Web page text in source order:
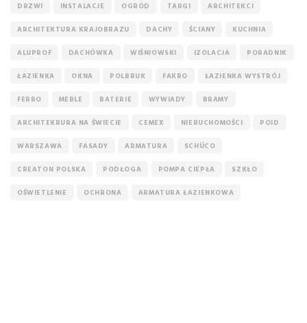
DRZWI INSTALACJE OGRÓD TARGI ARCHITEKCI
ARCHITEKTURA KRAJOBRAZU DACHY ŚCIANY KUCHNIA
ALUPROF DACHÓWKA WIŚNIOWSKI IZOLACJA PORADNIK
ŁAZIENKA OKNA POLBRUK FAKRO ŁAZIENKA WYSTRÓJ
FERRO MEBLE BATERIE WYWIADY BRAMY
ARCHITEKRURA NA ŚWIECIE CEMEX NIERUCHOMOŚCI POID
WARSZAWA FASADY ARMATURA SCHÜCO
CREATON POLSKA PODŁOGA POMPA CIEPŁA SZKŁO
OŚWIETLENIE OCHRONA ARMATURA ŁAZIENKOWA